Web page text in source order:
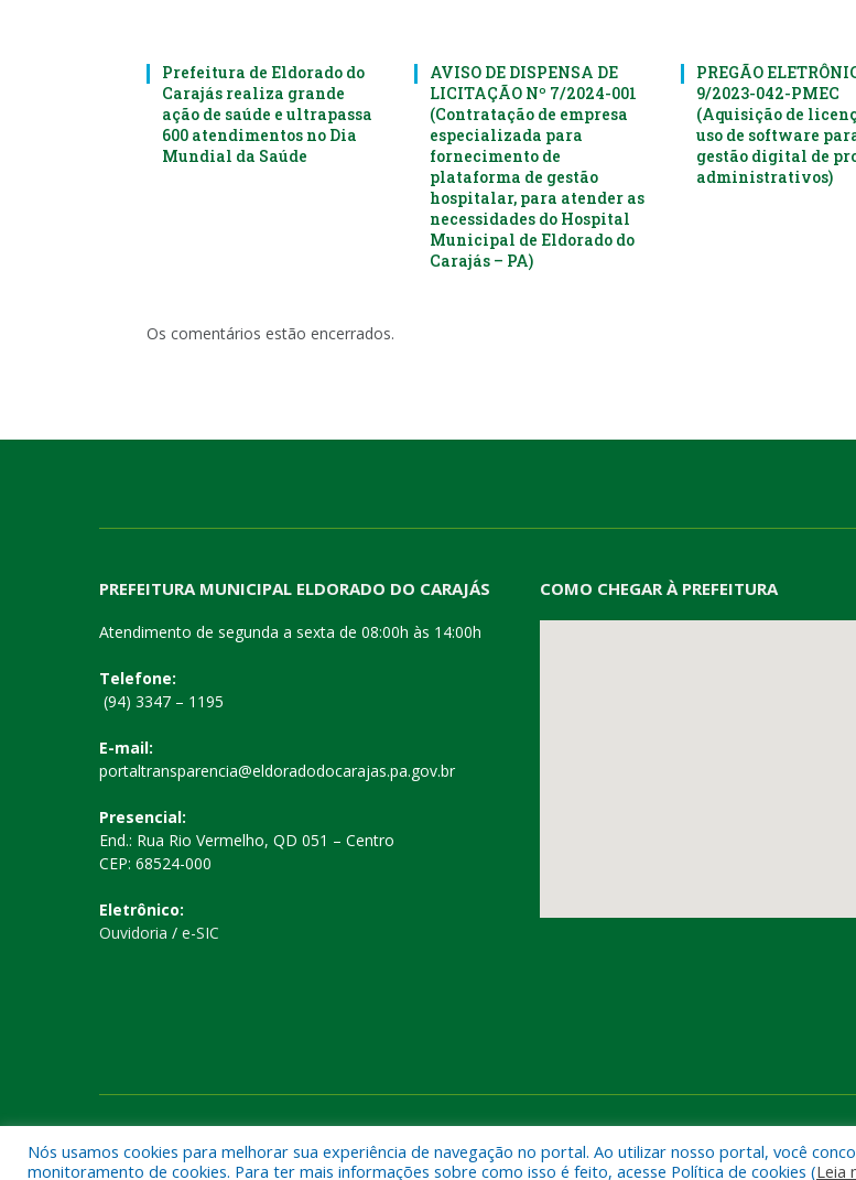
Prefeitura de Eldorado do
Carajás realiza grande
ação de saúde e ultrapassa
600 atendimentos no Dia
Mundial da Saúde
AVISO DE DISPENSA DE
LICITAÇÃO Nº 7/2024-001
(Contratação de empresa
especializada para
fornecimento de
plataforma de gestão
hospitalar, para atender as
necessidades do Hospital
Municipal de Eldorado do
Carajás – PA)
PREGÃO
9/2023-042-PMEC
(Aquisição de
uso de software
gestão digital de
administrativos)
Os comentários estão encerrados.
PREFEITURA MUNICIPAL ELDORADO DO CARAJÁS
Atendimento de segunda a sexta de 08:00h às 14:00h
Telefone:
(94) 3347 – 1195
E-mail:
portaltransparencia@eldoradodocarajas.pa.gov.br
Presencial:
End.: Rua Rio Vermelho, QD 051 – Centro
CEP: 68524-000
Eletrônico:
Ouvidoria / e-SIC
COMO CHEGAR À PREFEITURA
Nós usamos cookies para melhorar sua experiência de navegação no portal. Ao utilizar nosso portal, você
monitoramento de cookies. Para ter mais informações sobre como isso é feito, acesse Política de cookies (Leia